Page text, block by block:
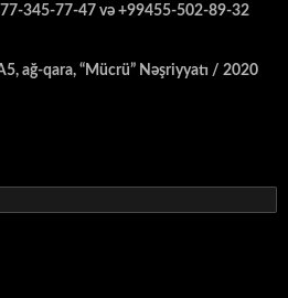
345-77-47 və +99455-502-89-32
ağ-qara, “Mücrü” Nəşriyyatı / 2020